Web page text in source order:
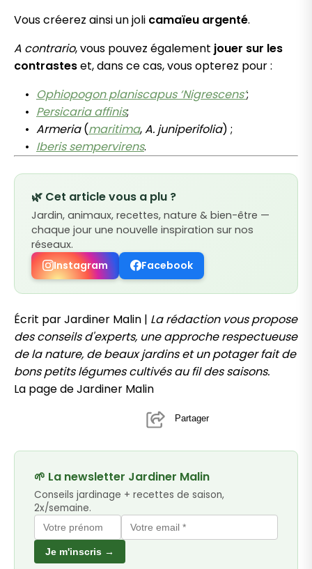
Vous créerez ainsi un joli camaïeu argenté.
A contrario, vous pouvez également jouer sur les
contrasteset, dans ce cas, vous opterez pour :
Ophiopogon planiscapus ‘Nigrescens’;
Persicaria affinis;
Armeria(maritima,A. juniperifolia) ;
Iberis sempervirens.
🌿 Cet article vous a plu ?
Jardin, animaux, recettes, nature & bien-être —
chaque jour une nouvelle inspiration sur nos
réseaux.
Instagram
Facebook
Écrit par Jardiner Malin | La rédaction vous propose
des conseils d'experts, une approche respectueuse
de la nature, de beaux jardins et un potager fait de
bons petits légumes cultivés au fil des saisons.
La page de Jardiner Malin
Partager
🌱 La newsletter Jardiner Malin
Conseils jardinage + recettes de saison,
2x/semaine.
Je m'inscris →